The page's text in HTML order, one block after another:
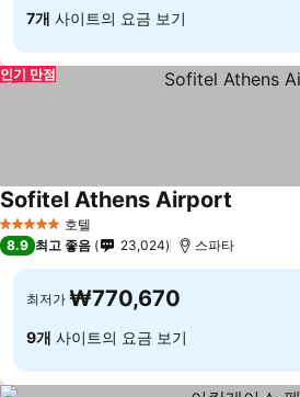
7개 사이트의 요금 보기
인기 만점
5 성급 호텔
Sofitel Athens Airport
8.9 최고 좋음 23,024 스파타
최저가 ₩770,670
9개 사이트의 요금 보기